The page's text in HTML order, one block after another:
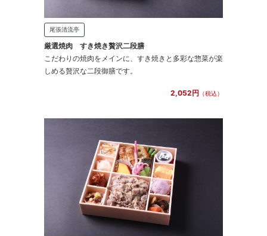
尾張清流亭
厳選焼肉 すき焼き贅沢二段膳
こだわりの焼肉をメインに、すき焼きと多彩な惣菜が楽
しめる贅沢な二段御膳です。
2,052円 （税込）